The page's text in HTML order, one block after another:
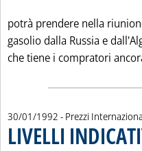
potrà prendere nella
gasolio dalla Russia e
che tiene i compratori
30/01/1992 - Prezzi
LIVELLI